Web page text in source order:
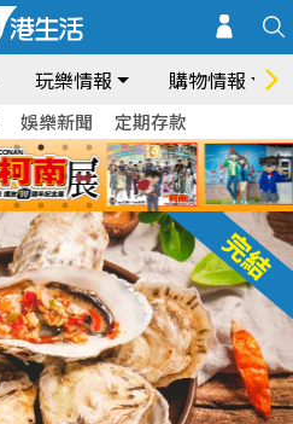
玩樂情報 購物情報
娛樂新聞 定期存款